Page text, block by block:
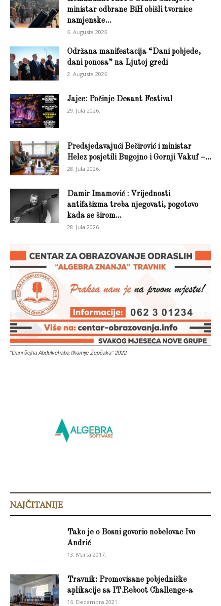
ministar odbrane BiH obišli tvornice
namjenske...
6. Augusta 2026.
Održana manifestacija “Dani pobjede,
dani ponosa” na Ljutoj gredi
2. Augusta 2026.
Jajce: Počinje Desant Festival
29. Jula 2026.
Predsjedavajući Bečirović i ministar
Helez posjetili Bugojno i Gornji Vakuf –...
28. Jula 2026.
Damir Imamović : Vrijednosti
antifašizma treba njegovati, pogotovo
kada se širom...
28. Jula 2026.
“Dani šejha Abdulvehaba Ilhamije Žepčaka” 2022
NAJČITANIJE
Tako je o Bosni govorio nobelovac Ivo
Andrić
13. Marta 2017.
Travnik: Promovisane pobjedničke
aplikacije sa IT.Reboot Challenge-a
16. Decembra 2021.